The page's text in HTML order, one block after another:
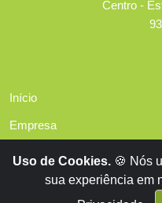
Centro -
Início
Empresa
Financiamentos
Uso de Cookies. 🍪 Nós
sua experiência em